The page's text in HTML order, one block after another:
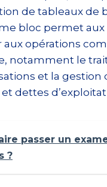
de tableaux de
bloc permet
aux opérations
notamment le
et la gestion
dettes
passer un
?